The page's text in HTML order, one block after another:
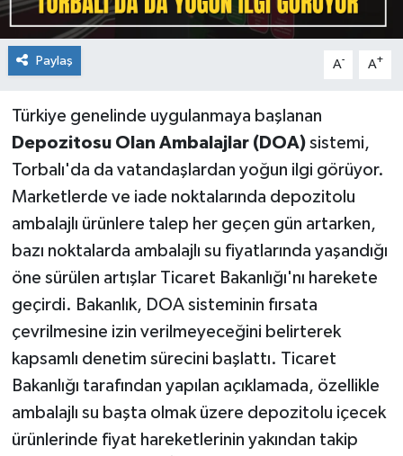
Paylaş A- A+
Türkiye genelinde uygulanmaya başlanan
Depozitosu Olan Ambalajlar (DOA)sistemi,
Torbalı'da da vatandaşlardan yoğun ilgi görüyor.
Marketlerde ve iade noktalarında depozitolu
ambalajlı ürünlere talep her geçen gün artarken,
bazı noktalarda ambalajlı su fiyatlarında yaşandığı
öne sürülen artışlar Ticaret Bakanlığı'nı harekete
geçirdi. Bakanlık, DOA sisteminin fırsata
çevrilmesine izin verilmeyeceğini belirterek
kapsamlı denetim sürecini başlattı. Ticaret
Bakanlığı tarafından yapılan açıklamada, özellikle
ambalajlı su başta olmak üzere depozitolu içecek
ürünlerinde fiyat hareketlerinin yakından takip